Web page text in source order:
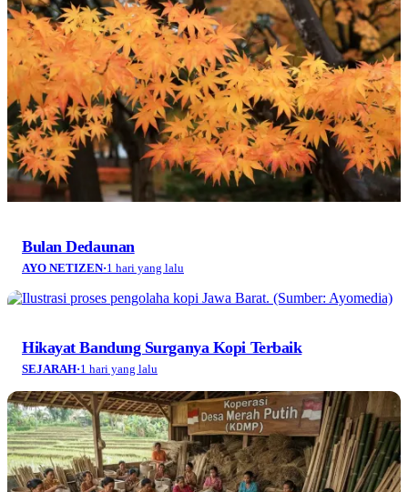
Bulan Dedaunan
AYO NETIZEN·1 hari yang lalu
Hikayat Bandung Surganya Kopi Terbaik
SEJARAH·1 hari yang lalu